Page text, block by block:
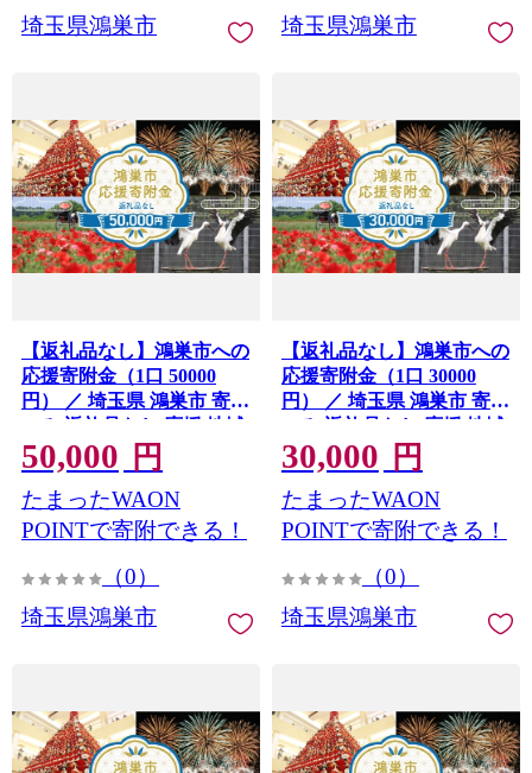
埼玉県鴻巣市
埼玉県鴻巣市
【返礼品なし】鴻巣市への
応援寄附金（1口 50000
円） ／ 埼玉県 鴻巣市 寄附
のみ 返礼品なし 応援 地域
支援 こうのす 鴻巣 きふ 寄
附 おうえん しえん 支援 応
援寄附 自治体応援 自治体
支援 No.604-06
50,000 円
たまったWAON
POINTで寄附できる！
（0）
埼玉県鴻巣市
【返礼品なし】鴻巣市への
応援寄附金（1口 30000
円） ／ 埼玉県 鴻巣市 寄附
のみ 返礼品なし 応援 地域
支援 こうのす 鴻巣 きふ 寄
附 おうえん しえん 支援 応
援寄附 自治体応援 自治体
支援 No.604-05
30,000 円
たまったWAON
POINTで寄附できる！
（0）
埼玉県鴻巣市